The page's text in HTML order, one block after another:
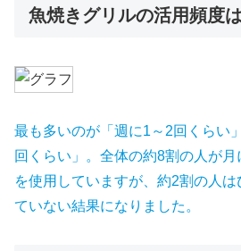
魚焼きグリルの活用頻度
最も多いのが「週に1～2回くらい
回くらい」。全体の約8割の人が
を使用していますが、約2割の人
ていない結果になりました。